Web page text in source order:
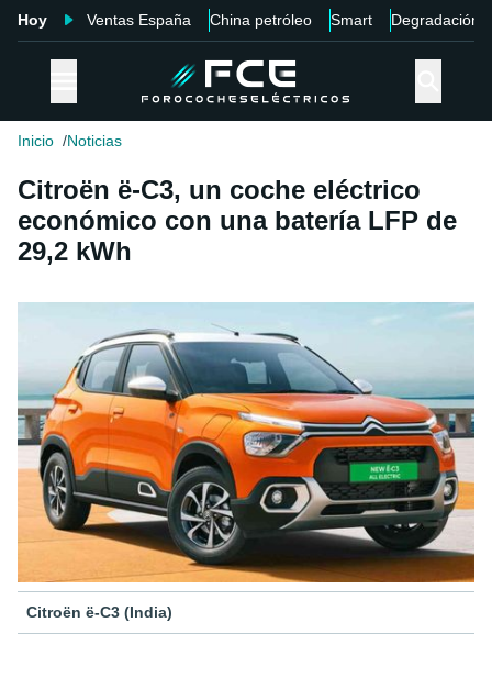
Hoy Ventas España China petróleo Smart Degradación
Inicio Noticias
Citroën ë-C3, un coche eléctrico
económico con una batería LFP de
29,2 kWh
Citroën ë-C3 (India)